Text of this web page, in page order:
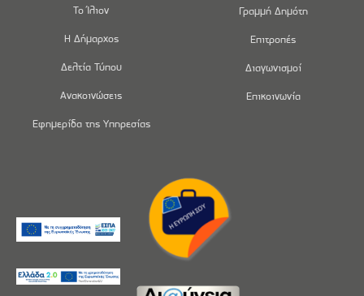
Το Ίλιον
Η Δήμαρχος
Δελτία Τύπου
Ανακοινώσεις
Εφημερίδα της Υπηρεσίας
Γραμμή Δημότη
Επιτροπές
Διαγωνισμοί
Επικοινωνία